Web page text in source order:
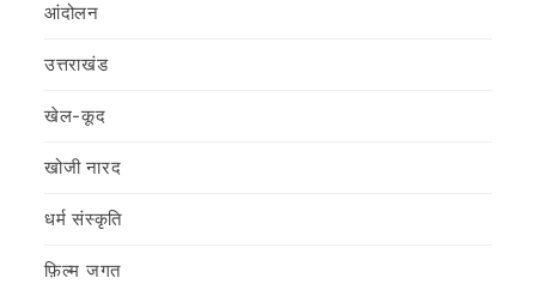
आंदोलन
उत्तराखंड
खेल-कूद
खोजी नारद
धर्म संस्कृति
फ़िल्‍म जगत